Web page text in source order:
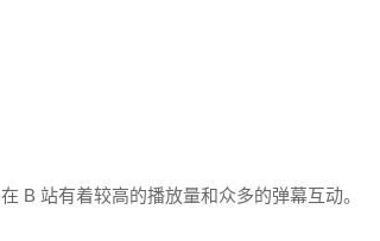
在 B 站有着较高的播放量和众多的弹幕互动。